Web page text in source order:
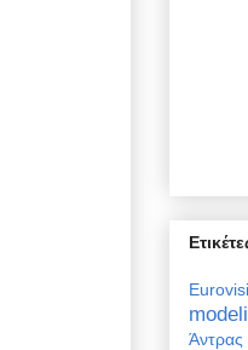
Άντρας